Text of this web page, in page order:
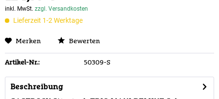
inkl. MwSt. zzgl. Versandkosten
Lieferzeit 1-2 Werktage
Merken Bewerten
Artikel-Nr.: 50309-S
Beschreibung